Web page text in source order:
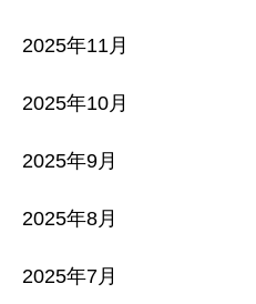
2025年11月
2025年10月
2025年9月
2025年8月
2025年7月